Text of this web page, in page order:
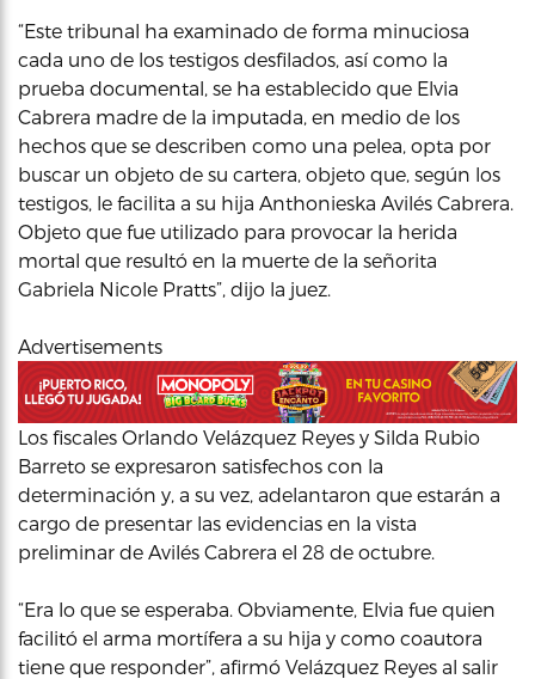
“Este tribunal ha examinado de forma minuciosa
cada uno de los testigos desfilados, así como la
prueba documental, se ha establecido que Elvia
Cabrera madre de la imputada, en medio de los
hechos que se describen como una pelea, opta por
buscar un objeto de su cartera, objeto que, según los
testigos, le facilita a su hija Anthonieska Avilés Cabrera.
Objeto que fue utilizado para provocar la herida
mortal que resultó en la muerte de la señorita
Gabriela Nicole Pratts”, dijo la juez.
Advertisements
Los fiscales Orlando Velázquez Reyes y Silda Rubio
Barreto se expresaron satisfechos con la
determinación y, a su vez, adelantaron que estarán a
cargo de presentar las evidencias en la vista
preliminar de Avilés Cabrera el 28 de octubre.
“Era lo que se esperaba. Obviamente, Elvia fue quien
facilitó el arma mortífera a su hija y como coautora
tiene que responder”, afirmó Velázquez Reyes al salir